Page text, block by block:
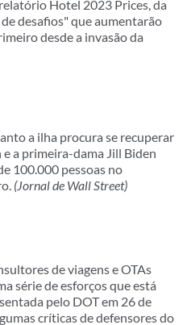
Hotel 2023 Prices, da
desafios" que aumentarão
desde a invasão da
a ilha procura se recuperar
e a primeira-dama Jill Biden
100.000 pessoas no
(Jornal de Wall Street)
de viagens e OTAs
série de esforços que está
pelo DOT em 26 de
críticas de defensores do